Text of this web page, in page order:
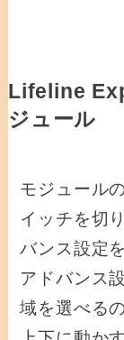
Lifeline
ジュール
モジュール
イッチを切
バンス設定
アドバンス
域を選べる